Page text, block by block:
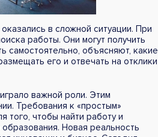
в сложной ситуации. При
работы. Они могут получить
самостоятельно, объясняют, какие
его и отвечать на отклики
важной роли. Этим
Требования к «простым»
чтобы найти работу и
Новая реальность